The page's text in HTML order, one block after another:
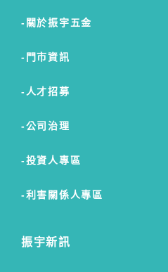
關於振宇五金
門市資訊
人才招募
公司治理
投資人專區
利害關係人專區
振宇新訊